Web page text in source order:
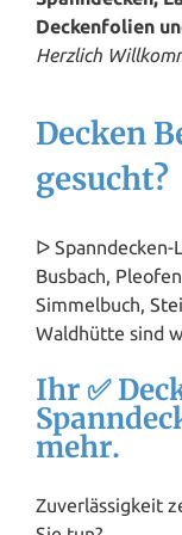
Deckenfolien
Herzlich
Decken
gesucht?
ᐅ Spanndecken-
Busbach,
Simmelbuch,
Waldhütte sind
Ihr ✅
mehr.
Zuverlässigkeit